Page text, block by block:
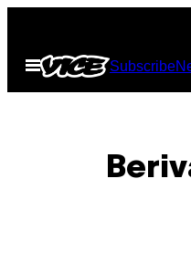
content
Open
Menu
Subscribe